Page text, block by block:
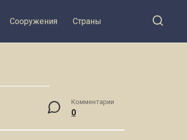
Сооружения Страны
Комментарии
0